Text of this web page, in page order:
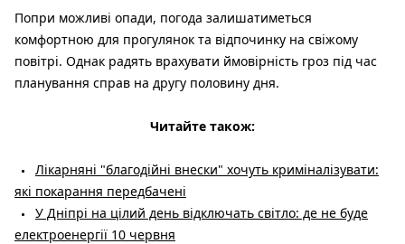
Попри можливі опади, погода залишатиметься
комфортною для прогулянок та відпочинку на свіжому
повітрі. Однак радять врахувати ймовірність гроз під час
планування справ на другу половину дня.
Читайте також:
Лікарняні "благодійні внески" хочуть криміналізувати:
які покарання передбачені
У Дніпрі на цілий день відключать світло: де не буде
електроенергії 10 червня